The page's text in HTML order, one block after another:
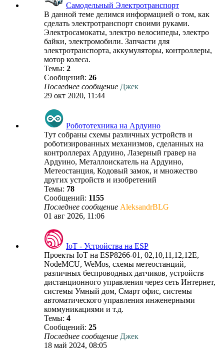
Самодельный Электротранспорт
В данной теме делимся информацией о том, как
сделать электротранспорт своими руками.
Электросамокаты, электро велосипеды, электро
байки, электромобили. Запчасти для
электротранспорта, аккумуляторы, контроллеры,
мотор колеса.
Темы: 2
Сообщений: 26
Последнее сообщение Джек
29 окт 2020, 11:44
Робототехника на Ардуино
Тут собраны схемы различных устройств и
роботизированных механизмов, сделанных на
контроллерах Ардуино, Лазерный гравер на
Ардуино, Металлоискатель на Ардуино,
Метеостанция, Кодовый замок, и множество
других устройств и изобретений
Темы: 78
Сообщений: 1155
Последнее сообщение AleksandrBLG
01 авг 2026, 11:06
IoT - Устройства на ESP
Проекты IoT на ESP8266-01, 02,10,11,12,12E,
NodeMCU, WeMos, схемы метеостанций,
различных беспроводных датчиков, устройств
дистанционного управления через сеть Интернет,
системы Умный дом, Смарт офис, системы
автоматического управления инженерными
коммуникациями и т.д.
Темы: 4
Сообщений: 25
Последнее сообщение Джек
18 май 2024, 08:05